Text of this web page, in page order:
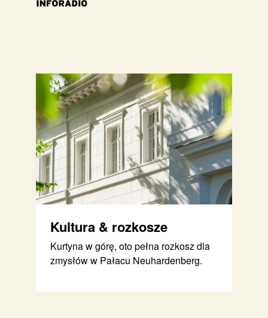
Kultura & rozkosze
Kurtyna w górę, oto pełna rozkosz dla
zmysłów w Pałacu Neuhardenberg.